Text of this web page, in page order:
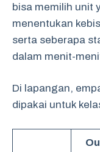
bisa memilih unit
menentukan
serta seberapa
dalam menit-
Di lapangan,
dipakai untuk